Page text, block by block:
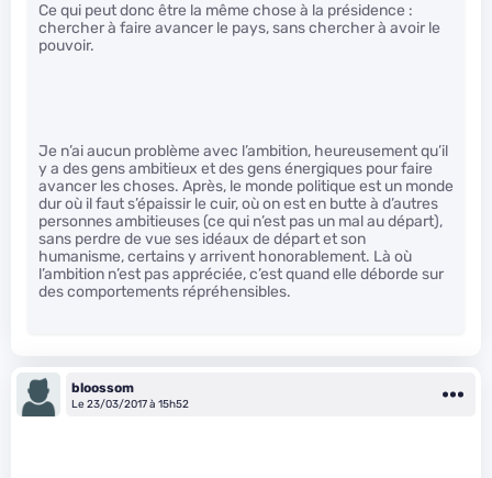
Ce qui peut donc être la même chose à la présidence :
chercher à faire avancer le pays, sans chercher à avoir le
pouvoir.
Je n’ai aucun problème avec l’ambition, heureusement qu’il
y a des gens ambitieux et des gens énergiques pour faire
avancer les choses. Après, le monde politique est un monde
dur où il faut s’épaissir le cuir, où on est en butte à d’autres
personnes ambitieuses (ce qui n’est pas un mal au départ),
sans perdre de vue ses idéaux de départ et son
humanisme, certains y arrivent honorablement. Là où
l’ambition n’est pas appréciée, c’est quand elle déborde sur
des comportements répréhensibles.
bloossom
Le 23/03/2017 à 15h52